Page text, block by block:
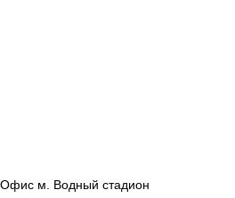
Офис м. Водный стадион